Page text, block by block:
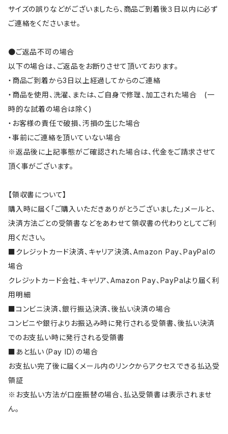
サイズの誤りなどがございましたら、商品ご到着後３日以内に必ず
ご連絡をくださいませ。
●ご返品不可の場合
以下の場合は、ご返品をお断りさせて頂いております。
・商品ご到着から3日以上経過してからのご連絡
・商品を使用、洗濯、または、ご自身で修理、加工された場合 (一
時的な試着の場合は除く)
・お客様の責任で破損、汚損の生じた場合
・事前にご連絡を頂いていない場合
※返品後に上記事態がご確認された場合は、代金をご請求させて
頂く事がございます。
【領収書について】
購入時に届く「ご購入いただきありがとうございました」メールと、
決済方法ごとの受領書などをあわせて領収書の代わりとしてご利
用ください。
■クレジットカード決済、キャリア決済、Amazon Pay、PayPalの
場合
クレジットカード会社、キャリア、Amazon Pay、PayPalより届く利
用明細
■コンビニ決済、銀行振込決済、後払い決済の場合
コンビニや銀行よりお振込み時に発行される受領書、後払い決済
でのお支払い時に発行される受領書
■あと払い（Pay ID）の場合
お支払い完了後に届くメール内のリンクからアクセスできる払込受
領証
※お支払い方法が口座振替の場合、払込受領書は表示されませ
ん。